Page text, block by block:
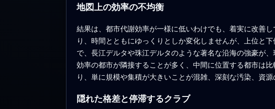
地図上の効率の不均衡
結果は、都市代謝効率が一様に低いわけでも、着実に改善
り、時間とともにゆっくりとしか変化しませんが、上位と
で、長江デルタや珠江デルタのような著名な沿海の強豪が
効率の都市が隣接することが多く、中間に位置する都市は
り、単に規模や集積が大きいことが混雑、深刻な汚染、資
隠れた格差と停滞するクラブ